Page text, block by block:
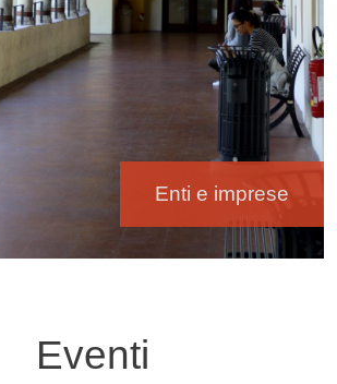
Enti e imprese
Eventi